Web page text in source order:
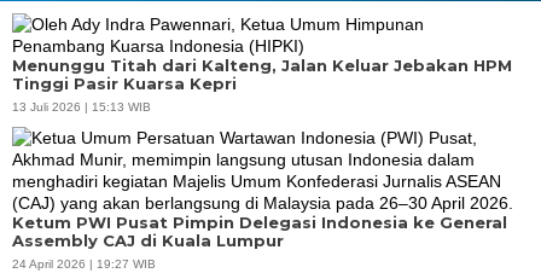
Menunggu Titah dari Kalteng, Jalan Keluar Jebakan HPM
Tinggi Pasir Kuarsa Kepri
13 Juli 2026 | 15:13 WIB
Ketum PWI Pusat Pimpin Delegasi Indonesia ke General
Assembly CAJ di Kuala Lumpur
24 April 2026 | 19:27 WIB